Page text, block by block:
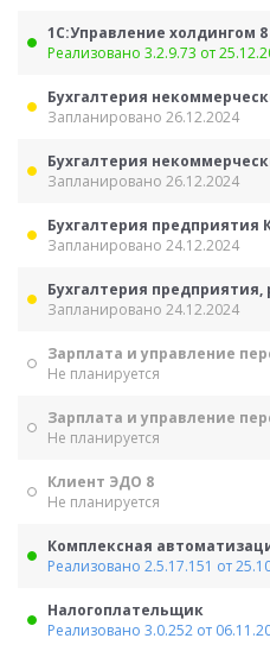
1С:Управление холдингом 8
Реализовано 3.2.9.73 от
Бухгалтерия
Запланировано 26.12.2024
Бухгалтерия
Запланировано 26.12.2024
Бухгалтерия предприятия
Запланировано 24.12.2024
Бухгалтерия предприятия,
Запланировано 24.12.2024
Зарплата и управление
Не планируется
Зарплата и управление
Не планируется
Клиент ЭДО 8
Не планируется
Комплексная
Реализовано 2.5.17.151 от
Налогоплательщик
Реализовано 3.0.252 от